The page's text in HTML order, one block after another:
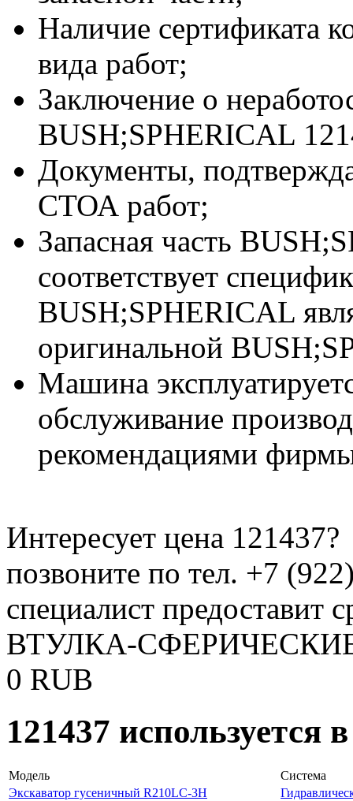
Наличие сертификата
вида работ;
Заключение о
BUSH;SPHERICAL
Документы,
СТОА работ;
Запасная часть
соответствует
BUSH;SPHERICAL
оригинальной
Машина
обслуживание
рекомендациями
Интересует цена 121437?
позвоните по тел. +7
специалист предоставит
ВТУЛКА-СФЕРИЧЕСКИЕ
0 RUB
121437
Модель
Система
Экскаватор гусеничный R210LC-3H